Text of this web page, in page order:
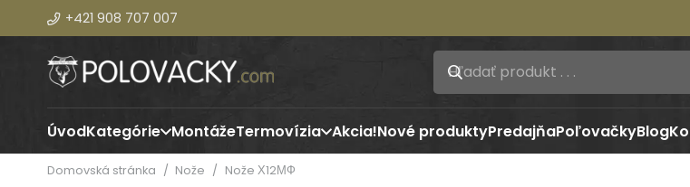
+421 908 707 007
ÚvodKategórie MontážeTermovízia Akcia!Nové produktyPredajňaPoľovačkyBlog
Domovská stránka / Nože / Nože Х12МФ